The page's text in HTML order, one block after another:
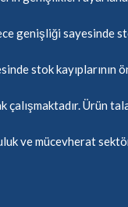
genişliği sayesinde
stok kayıplarının
çalışmaktadır. Ürün
ve mücevherat